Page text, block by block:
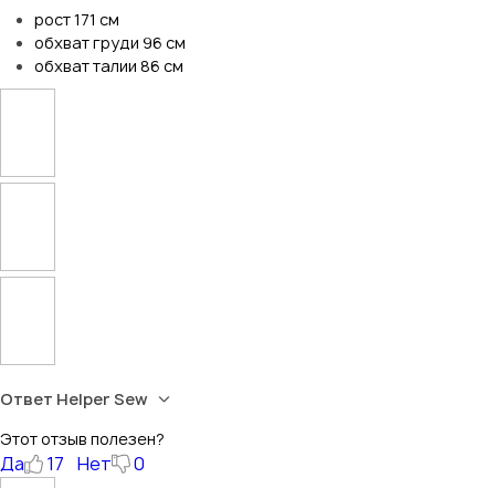
рост 171 см
обхват груди 96 см
обхват талии 86 см
Ответ Helper Sew
Этот отзыв полезен?
Да 17 Нет 0